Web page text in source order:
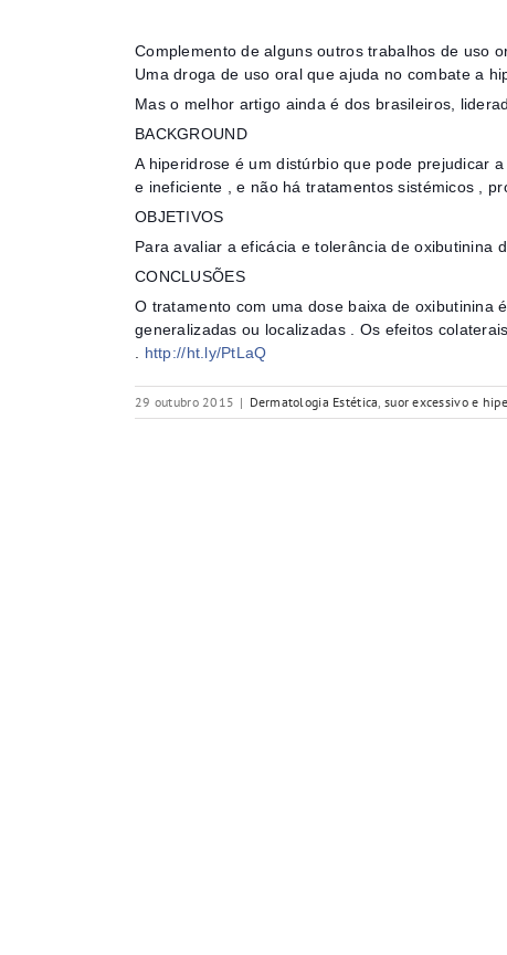
Complemento de alguns outros trabalhos de uso
Uma droga de uso oral que ajuda no combate a
Mas o melhor artigo ainda é dos brasileiros,
BACKGROUND
A hiperidrose é um distúrbio que pode prejudicar
e ineficiente , e não há tratamentos sistémicos ,
OBJETIVOS
Para avaliar a eficácia e tolerância de oxibutinina
CONCLUSÕES
O tratamento com uma dose baixa de oxibutinina
generalizadas ou localizadas . Os efeitos
http://ht.ly/PtLaQ
29 outubro 2015 | Dermatologia Estética, suor excessivo e